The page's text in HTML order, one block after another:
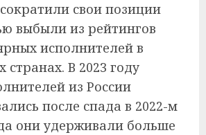
свои позиции
выбыли из рейтингов
исполнителей в
странах. В 2023 году
из России
после спада в 2022-м
они удерживали больше